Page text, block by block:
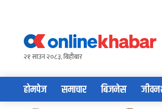
content२१ साउन २०८३, बिहीबार
होमपेज समाचार बिजनेस